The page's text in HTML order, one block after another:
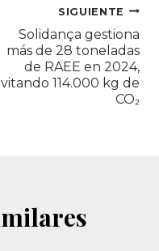
SIGUIENTE
Solidança gestiona
más de 28 toneladas
de RAEE en 2024,
114.000 kg de
CO₂